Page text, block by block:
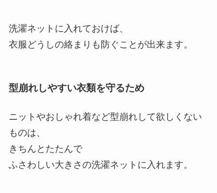
洗濯ネットに入れておけば、
衣服どうしの絡まりも防ぐことが出来ます。
型崩れしやすい衣類を守るため
ニットやおしゃれ着など型崩れして欲しくない
ものは、
きちんとたたんで
ふさわしい大きさの洗濯ネットに入れます。